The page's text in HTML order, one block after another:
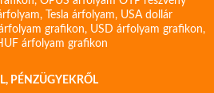
, Tesla árfolyam, USA dollár
grafikon, USD árfolyam grafikon,
árfolyam grafikon
PÉNZÜGYEKRŐL